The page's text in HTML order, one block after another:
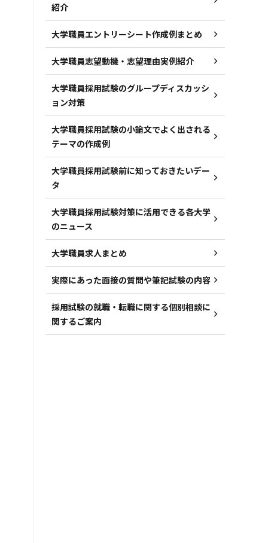
紹介
大学職員エントリーシート作成例まとめ
大学職員志望動機・志望理由実例紹介
大学職員採用試験のグループディスカッシ
ョン対策
大学職員採用試験の小論文でよく出される
テーマの作成例
大学職員採用試験前に知っておきたいデー
タ
大学職員採用試験対策に活用できる各大学
のニュース
大学職員求人まとめ
実際にあった面接の質問や筆記試験の内容
採用試験の就職・転職に関する個別相談に
関するご案内